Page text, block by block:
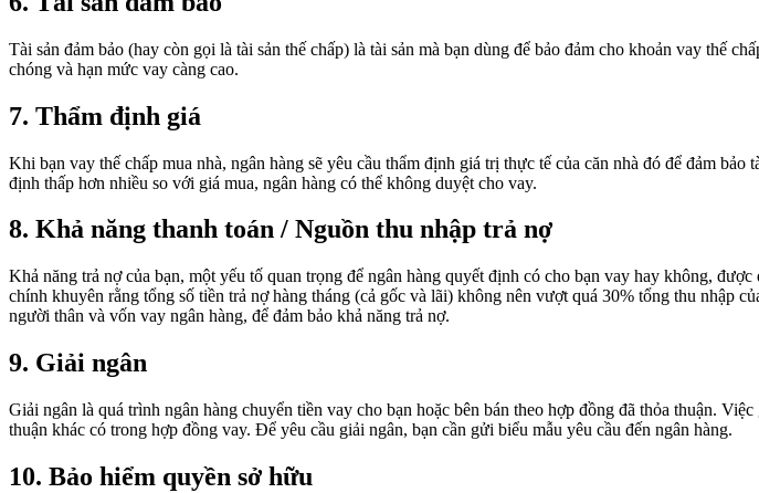
Tài sản đảm bảo (hay còn gọi là tài sản thế chấp) là tài sản mà bạn dùng để bảo đảm cho khoản vay thế
chóng và hạn mức vay càng cao.
7. Thẩm định giá
Khi bạn vay thế chấp mua nhà, ngân hàng sẽ yêu cầu thẩm định giá trị thực tế của căn nhà đó để đảm
định thấp hơn nhiều so với giá mua, ngân hàng có thể không duyệt cho vay.
8. Khả năng thanh toán / Nguồn thu nhập trả nợ
Khả năng trả nợ của bạn, một yếu tố quan trọng để ngân hàng quyết định có cho bạn vay hay không,
chính khuyên rằng tổng số tiền trả nợ hàng tháng (cả gốc và lãi) không nên vượt quá 30% tổng thu nhập
người thân và vốn vay ngân hàng, để đảm bảo khả năng trả nợ.
9. Giải ngân
Giải ngân là quá trình ngân hàng chuyển tiền vay cho bạn hoặc bên bán theo hợp đồng đã thỏa thuận.
thuận khác có trong hợp đồng vay. Để yêu cầu giải ngân, bạn cần gửi biểu mẫu yêu cầu đến ngân hàng.
10. Bảo hiểm quyền sở hữu